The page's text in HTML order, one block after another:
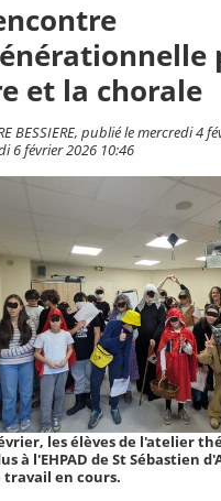
et la chorale
BESSIERE, publié le mercredi 4
6 février 2026 10:46
les élèves de l'atelier
à l'EHPAD de St Sébastien
en cours.